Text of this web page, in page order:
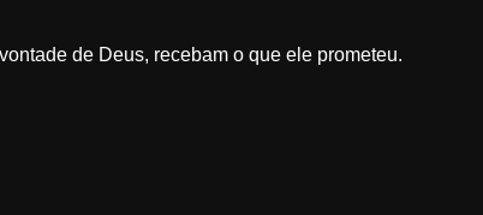
de Deus, recebam o que ele prometeu.